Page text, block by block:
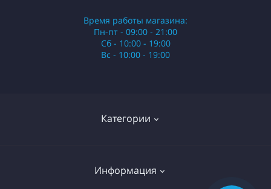
Категории
Информация
Время работы магазина:
Пн-пт - 09:00 - 21:00
Сб - 10:00 - 19:00
Вс - 10:00 - 19:00